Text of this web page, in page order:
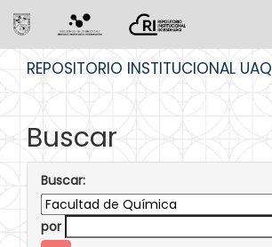
REPOSITORIO INSTITUCIONAL UAQ
Buscar
Buscar:
por